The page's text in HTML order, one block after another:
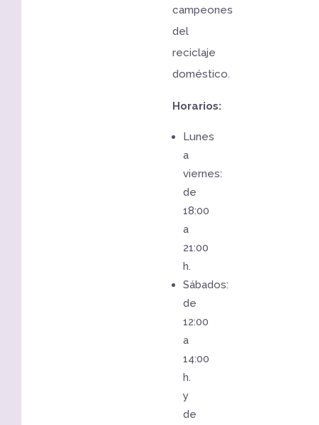
campeones
del
reciclaje
doméstico.
Horarios:
Lunes
a
viernes:
de
18:00
a
21:00
h.
Sábados:
de
12:00
a
14:00
h.
y
de